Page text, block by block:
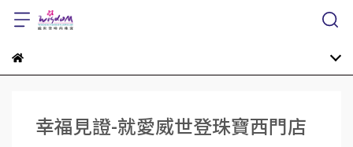
幸福見證-就愛威世登珠寶西門店